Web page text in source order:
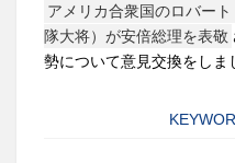
アメリカ合衆国のロバー
隊大将）が安倍総理を表敬
勢について意見交換をしま